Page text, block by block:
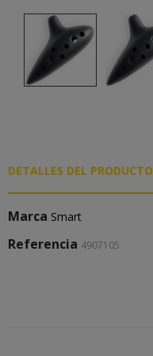
DETALLES DEL PRODUCTO
Marca Smart
Referencia 4907105